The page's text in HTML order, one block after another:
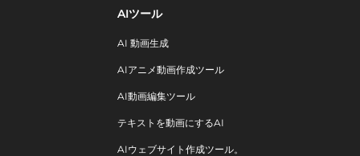
AIツール
AI 動画生成
AIアニメ動画作成ツール
AI動画編集ツール
テキストを動画にするAI
AIウェブサイト作成ツール。